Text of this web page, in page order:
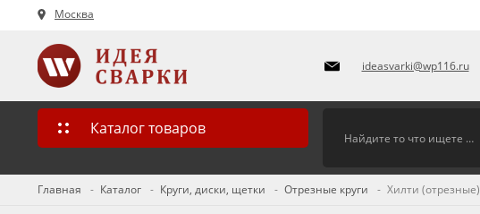
Москва
ideasvarki@wp116.ru
Каталог товаров
Главная Каталог Круги, диски, щетки Отрезные круги Хилти (отрезные)